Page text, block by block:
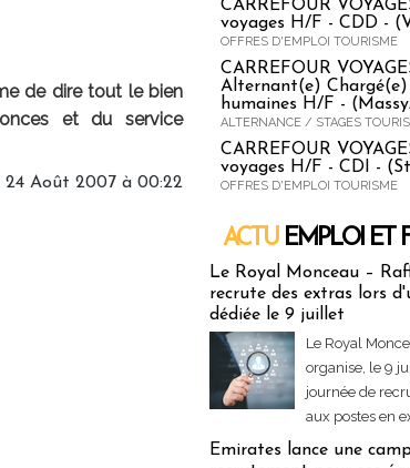
de dire tout le bien
et du service
24 Août 2007 à 00:22
CARREFOUR
voyages H/F - CDD -
OFFRES D'EMPLOI TOURISME
CARREFOUR
Alternant(e) Chargé(e)
humaines H/F -
ALTERNANCE / STAGES
CARREFOUR
voyages H/F - CDI -
OFFRES D'EMPLOI TOURISME
ACTU EMPLOI ET
Le Royal Monceau –
recrute des extras lors
dédiée le 9 juillet
Le Royal
organise, le 9
journée de
aux postes en
Emirates lance une